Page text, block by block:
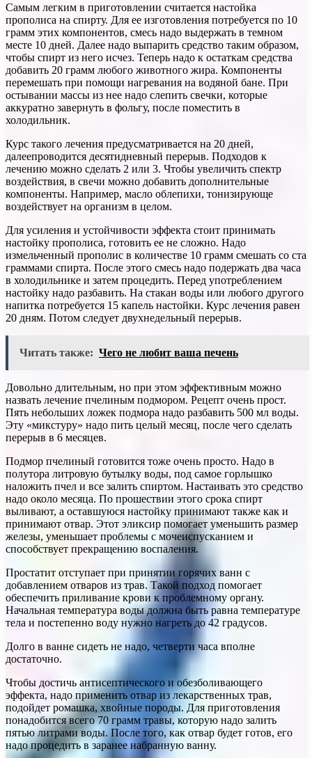
Самым легким в приготовлении считается настойка
прополиса на спирту. Для ее изготовления потребуется по 10
грамм этих компонентов, смесь надо выдержать в темном
месте 10 дней. Далее надо выпарить средство таким образом,
чтобы спирт из него исчез. Теперь надо к остаткам средства
добавить 20 грамм любого животного жира. Компоненты
перемешать при помощи нагревания на водяной бане. При
остывании массы из нее надо слепить свечки, которые
аккуратно завернуть в фольгу, после поместить в
холодильник.
Курс такого лечения предусматривается на 20 дней,
далеепроводится десятидневный перерыв. Подходов к
лечению можно сделать 2 или 3. Чтобы увеличить спектр
воздействия, в свечи можно добавить дополнительные
компоненты. Например, масло облепихи, тонизирующе
воздействует на организм в целом.
Для усиления и устойчивости эффекта стоит принимать
настойку прополиса, готовить ее не сложно. Надо
измельченный прополис в количестве 10 грамм смешать со ста
граммами спирта. После этого смесь надо подержать два часа
в холодильнике и затем процедить. Перед употреблением
настойку надо разбавить. На стакан воды или любого другого
напитка потребуется 15 капель настойки. Курс лечения равен
20 дням. Потом следует двухнедельный перерыв.
Читать также: Чего не любит ваша печень
Довольно длительным, но при этом эффективным можно
назвать лечение пчелиным подмором. Рецепт очень прост.
Пять небольших ложек подмора надо разбавить 500 мл воды.
Эту «микстуру» надо пить целый месяц, после чего сделать
перерыв в 6 месяцев.
Подмор пчелиный готовится тоже очень просто. Надо в
полутора литровую бутылку воды, под самое горлышко
наложить пчел и все залить спиртом. Настаивать это средство
надо около месяца. По прошествии этого срока спирт
выливают, а оставшуюся настойку принимают также как и
принимают отвар. Этот эликсир помогает уменьшить размер
железы, уменьшает проблемы с мочеиспусканием и
способствует прекращению воспаления.
Простатит отступает при принятии горячих ванн с
добавлением отваров из трав. Такой подход помогает
обеспечить приливание крови к проблемному органу.
Начальная температура воды должна быть равна температуре
тела и постепенно воду нужно нагреть до 42 градусов.
Долго в ванне сидеть не надо, четверти часа вполне
достаточно.
Чтобы достичь антисептического и обезболивающего
эффекта, надо применить отвар из лекарственных трав,
подойдет ромашка, хвойные породы. Для приготовления
понадобится всего 70 грамм травы, которую надо залить
пятью литрами воды. После того, как отвар будет готов, его
надо процедить в заранее набранную ванну.